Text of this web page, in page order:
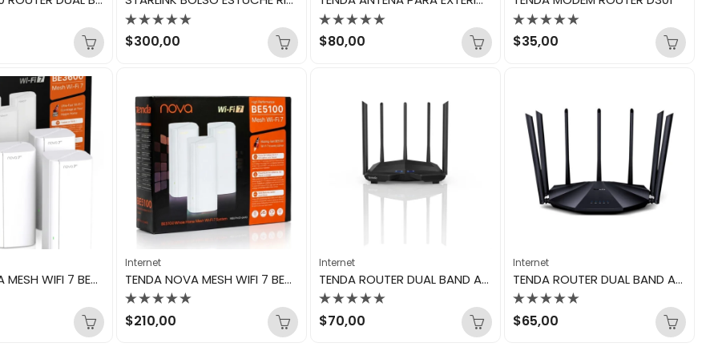
Valorado
con
$300,00 Valorado
con
$80,00 Valorado
con
$35,00
TENDA NOVA MESH WIFI 7 BE3600 2 PACK EE3 PRO
Internet
TENDA NOVA MESH WIFI 7 BE5100 2 PACK EE6 PRO
Valorado
con
$210,00
Internet
TENDA ROUTER DUAL BAND AC11
Valorado
con
$70,00
Internet
TENDA ROUTER DUAL BAND AC23
Valorado
con
$65,00